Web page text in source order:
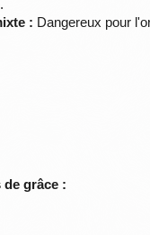
: Dangereux pour
de grâce :